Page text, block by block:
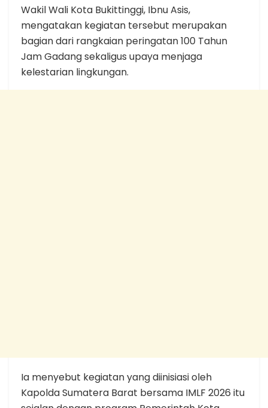
Wakil Wali Kota Bukittinggi, Ibnu Asis,
mengatakan kegiatan tersebut merupakan
bagian dari rangkaian peringatan 100 Tahun
Jam Gadang sekaligus upaya menjaga
kelestarian lingkungan.
Ia menyebut kegiatan yang diinisiasi oleh
Kapolda Sumatera Barat bersama IMLF 2026 itu